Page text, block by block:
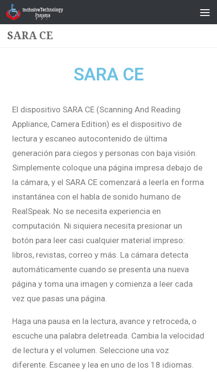
Saltar al contenido
SARA CE
SARA CE
El dispositivo SARA CE (Scanning And Reading
Appliance, Camera Edition) es el dispositivo de
lectura y escaneo autocontenido de última
generación para ciegos y personas con baja visión.
Simplemente coloque una página impresa debajo de
la cámara, y el SARA CE comenzará a leerla en forma
instantánea con el habla de sonido humano de
RealSpeak. No se necesita experiencia en
computación. Ni siquiera necesita presionar un
botón para leer casi cualquier material impreso:
libros, revistas, correo y más. La cámara detecta
automáticamente cuando se presenta una nueva
página y toma una imagen y comienza a leer cada
vez que pasas una página.
Haga una pausa en la lectura, avance y retroceda, o
escuche una palabra deletreada. Cambia la velocidad
de lectura y el volumen. Seleccione una voz
diferente. Escanee y lea en uno de los 18 idiomas.